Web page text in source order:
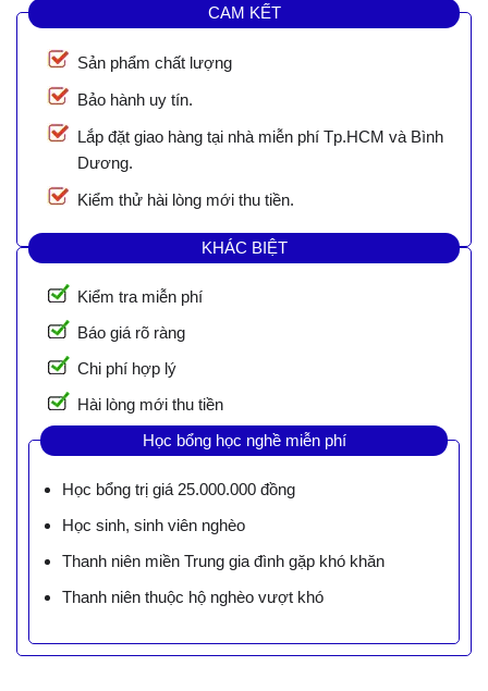
CAM KẾT
Sản phẩm chất lượng
Bảo hành uy tín.
Lắp đặt giao hàng tại nhà miễn phí Tp.HCM và Bình
Dương.
Kiểm thử hài lòng mới thu tiền.
KHÁC BIỆT
Kiểm tra miễn phí
Báo giá rõ ràng
Chi phí hợp lý
Hài lòng mới thu tiền
Học bổng học nghề miễn phí
Học bổng trị giá 25.000.000 đồng
Học sinh, sinh viên nghèo
Thanh niên miền Trung gia đình gặp khó khăn
Thanh niên thuộc hộ nghèo vượt khó